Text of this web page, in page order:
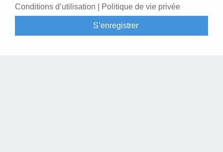
Conditions d’utilisation Politique de vie privée
S’enregistrer